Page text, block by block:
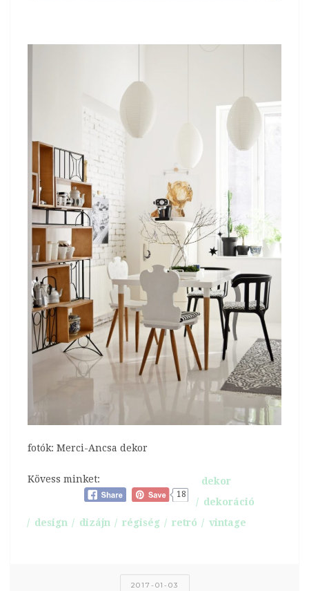
fotók: Merci-Ancsa dekor
Kövess minket:
18
dekor
dekoráció
design
dizájn régiség retró vintage
2017-01-03